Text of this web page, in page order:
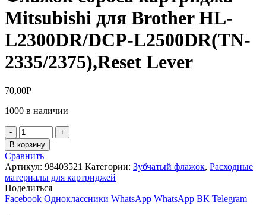
Mitsubishi для Brother HL-
L2300DR/DCP-L2500DR(TN-
2335/2375),Reset Lever
70,00Р
1000 в наличии
Количество
товара
Флажок
сброса
картриджа
Mitsubishi
для
Brother
В корзину
Сравнить
Артикул: 98403521 Категории: Зубчатый флажок, Расходные
материалы для картриджей
Поделиться
Facebook Одноклассники WhatsApp WhatsApp ВК Telegram